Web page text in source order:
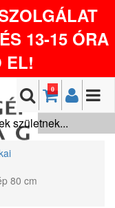
13-15 ÓRA
EL!
0
születnek...
80 cm